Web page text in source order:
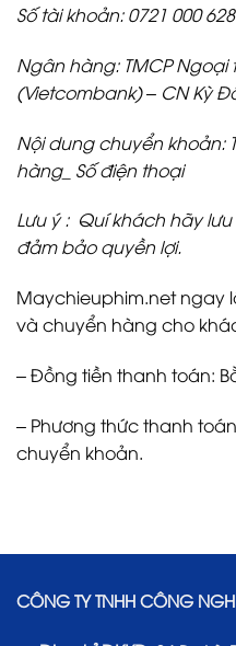
Số tài khoản: 0721 000
Ngân hàng: TMCP Ngoại
(Vietcombank) – CN Kỳ
Nội dung chuyển khoản:
hàng_ Số điện thoại
Lưu ý : Quí khách hãy
đảm bảo quyền lợi.
Maychieuphim.net ngay
và chuyển hàng cho
– Đồng tiền thanh toán:
– Phương thức thanh
chuyển khoản.
CÔNG TY TNHH CÔNG